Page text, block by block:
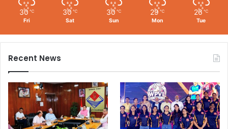
30 ℃
Fri
30 ℃
Sat
30 ℃
Sun
29 ℃
Mon
26 ℃
Tue
Recent News